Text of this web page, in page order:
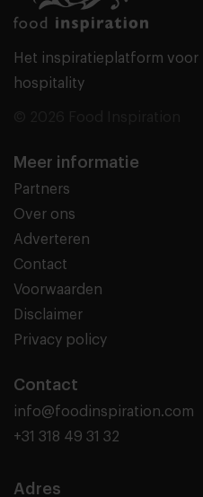
Het inspiratieplatform
hospitality
Meer informatie
Partners
Over ons
Adverteren
Contact
Voorwaarden
Disclaimer
Privacy policy
Contact
info@foodinspiration.com
+31 318 49 31 32
Adres